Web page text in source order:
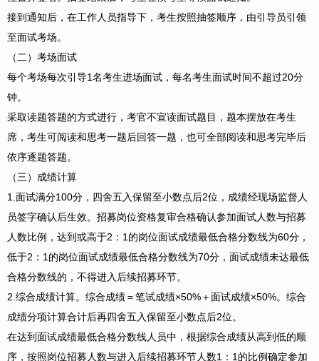
接到通知后，在工作人员指导下，考生按照抽签顺序，由引导员引领
至面试考场。
（二）考场面试
每个考场每次引导1名考生进场面试，每名考生面试时间不超过20分
钟。
采取读题答题的方式进行，考官不宣读面试题目，题本摆放在考生
席，考生可阅读和思考一题后回答一题，也可全部阅读和思考完毕后
依序逐题答题。
（三）成绩计算
1.面试满分100分，四舍五入保留至小数点后2位，成绩经现场监督人
员签字确认后生效。招募岗位资格复审合格确认参加面试人数与招募
人数比例，达到或高于2：1的岗位面试成绩最低合格分数线为60分，
低于2：1的岗位面试成绩最低合格分数线为70分，面试成绩未达最低
合格分数线的，不得进入后续招募环节。
2.综合成绩计算。综合成绩＝笔试成绩×50%＋面试成绩×50%。综合
成绩分项计算合计后再四舍五入保留至小数点后2位。
在达到面试成绩最低合格分数线人员中，根据综合成绩从高到低的顺
序，按照岗位招募人数与进入后续招募环节人数1：1的比例确定参加